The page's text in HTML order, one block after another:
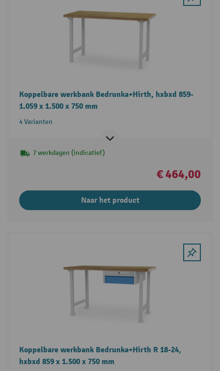
Koppelbare werkbank Bedrunka+Hirth, hxbxd 859-
1.059 x 1.500 x 750 mm
4 Varianten
7 werkdagen (indicatief)
€ 464,00
Naar het product
Koppelbare werkbank Bedrunka+Hirth R 18-24,
hxbxd 859 x 1.500 x 750 mm